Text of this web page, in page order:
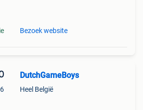
Bezoek website
DutchGameBoys
Heel België